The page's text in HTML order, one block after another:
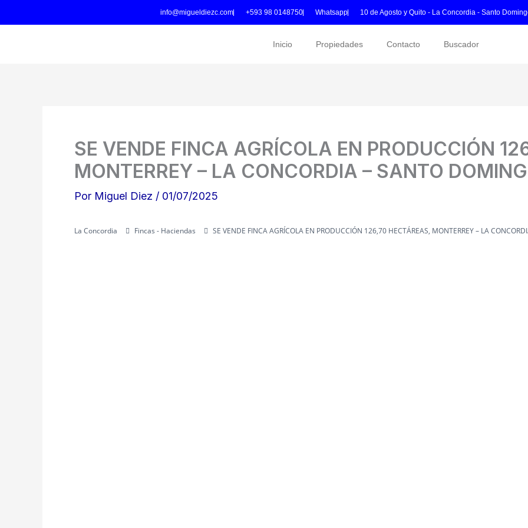
al
info@migueldiezc.com +593 98 0148750 Whatsapp 10 de Agosto y Quito - La Concordia - Santo
Inicio Propiedades Contacto Buscador
SE VENDE FINCA AGRÍCOLA EN PRODUCCIÓN
MONTERREY – LA CONCORDIA – SANTO
Por Miguel Diez / 01/07/2025
La Concordia Fincas - Haciendas SE VENDE FINCA AGRÍCOLA EN PRODUCCIÓN 126,70 HECTÁREAS, MONTERREY – LA